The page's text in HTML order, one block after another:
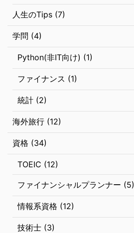
人生のTips (7)
学問 (4)
Python(非IT向け) (1)
ファイナンス (1)
統計 (2)
海外旅行 (12)
資格 (34)
TOEIC (12)
ファイナンシャルプランナー (5)
情報系資格 (12)
技術士 (3)